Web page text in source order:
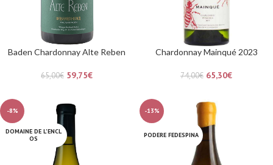
Baden Chardonnay Alte Reben
65,00€ 59,75€
Chardonnay Mainqué 2023
74,00€ 65,30€
-8%
DOMAINE DE L'ENCL
OS
-13%
PODERE FEDESPINA